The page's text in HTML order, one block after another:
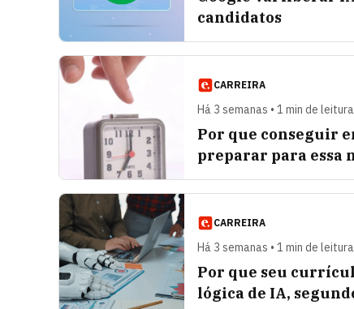
candidatos
CARREIRA
Há 3 semanas • 1 min de leitura
Por que conseguir
preparar para essa
CARREIRA
Há 3 semanas • 1 min de leitura
Por que seu
lógica de IA,